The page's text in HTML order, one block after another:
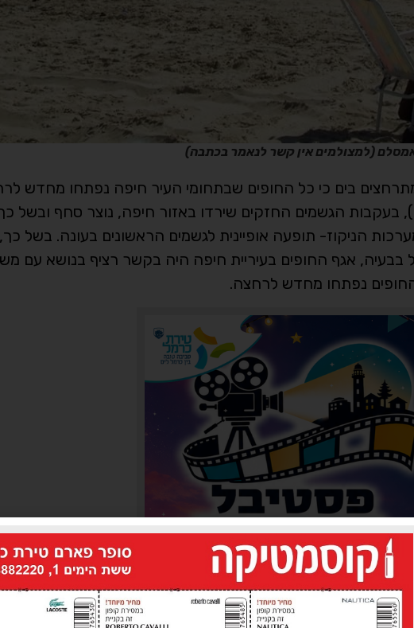
אמסלם (למצולמים אין קשר לנאמר בכתבה)
בים כי כל החופים שבתחומי העיר חיפה נפתחו מחדש
הגשמים החזקים שירדו באזור חיפה, נוצר סחף ובשל
הניקוז- תופעה אופיינית לגשמים הראשונים בעונה. בשל
בבעיה, אגף החופים בעיריית חיפה היה בקשר רציף בנושא עם
נפתחו מחדש לרחצה.